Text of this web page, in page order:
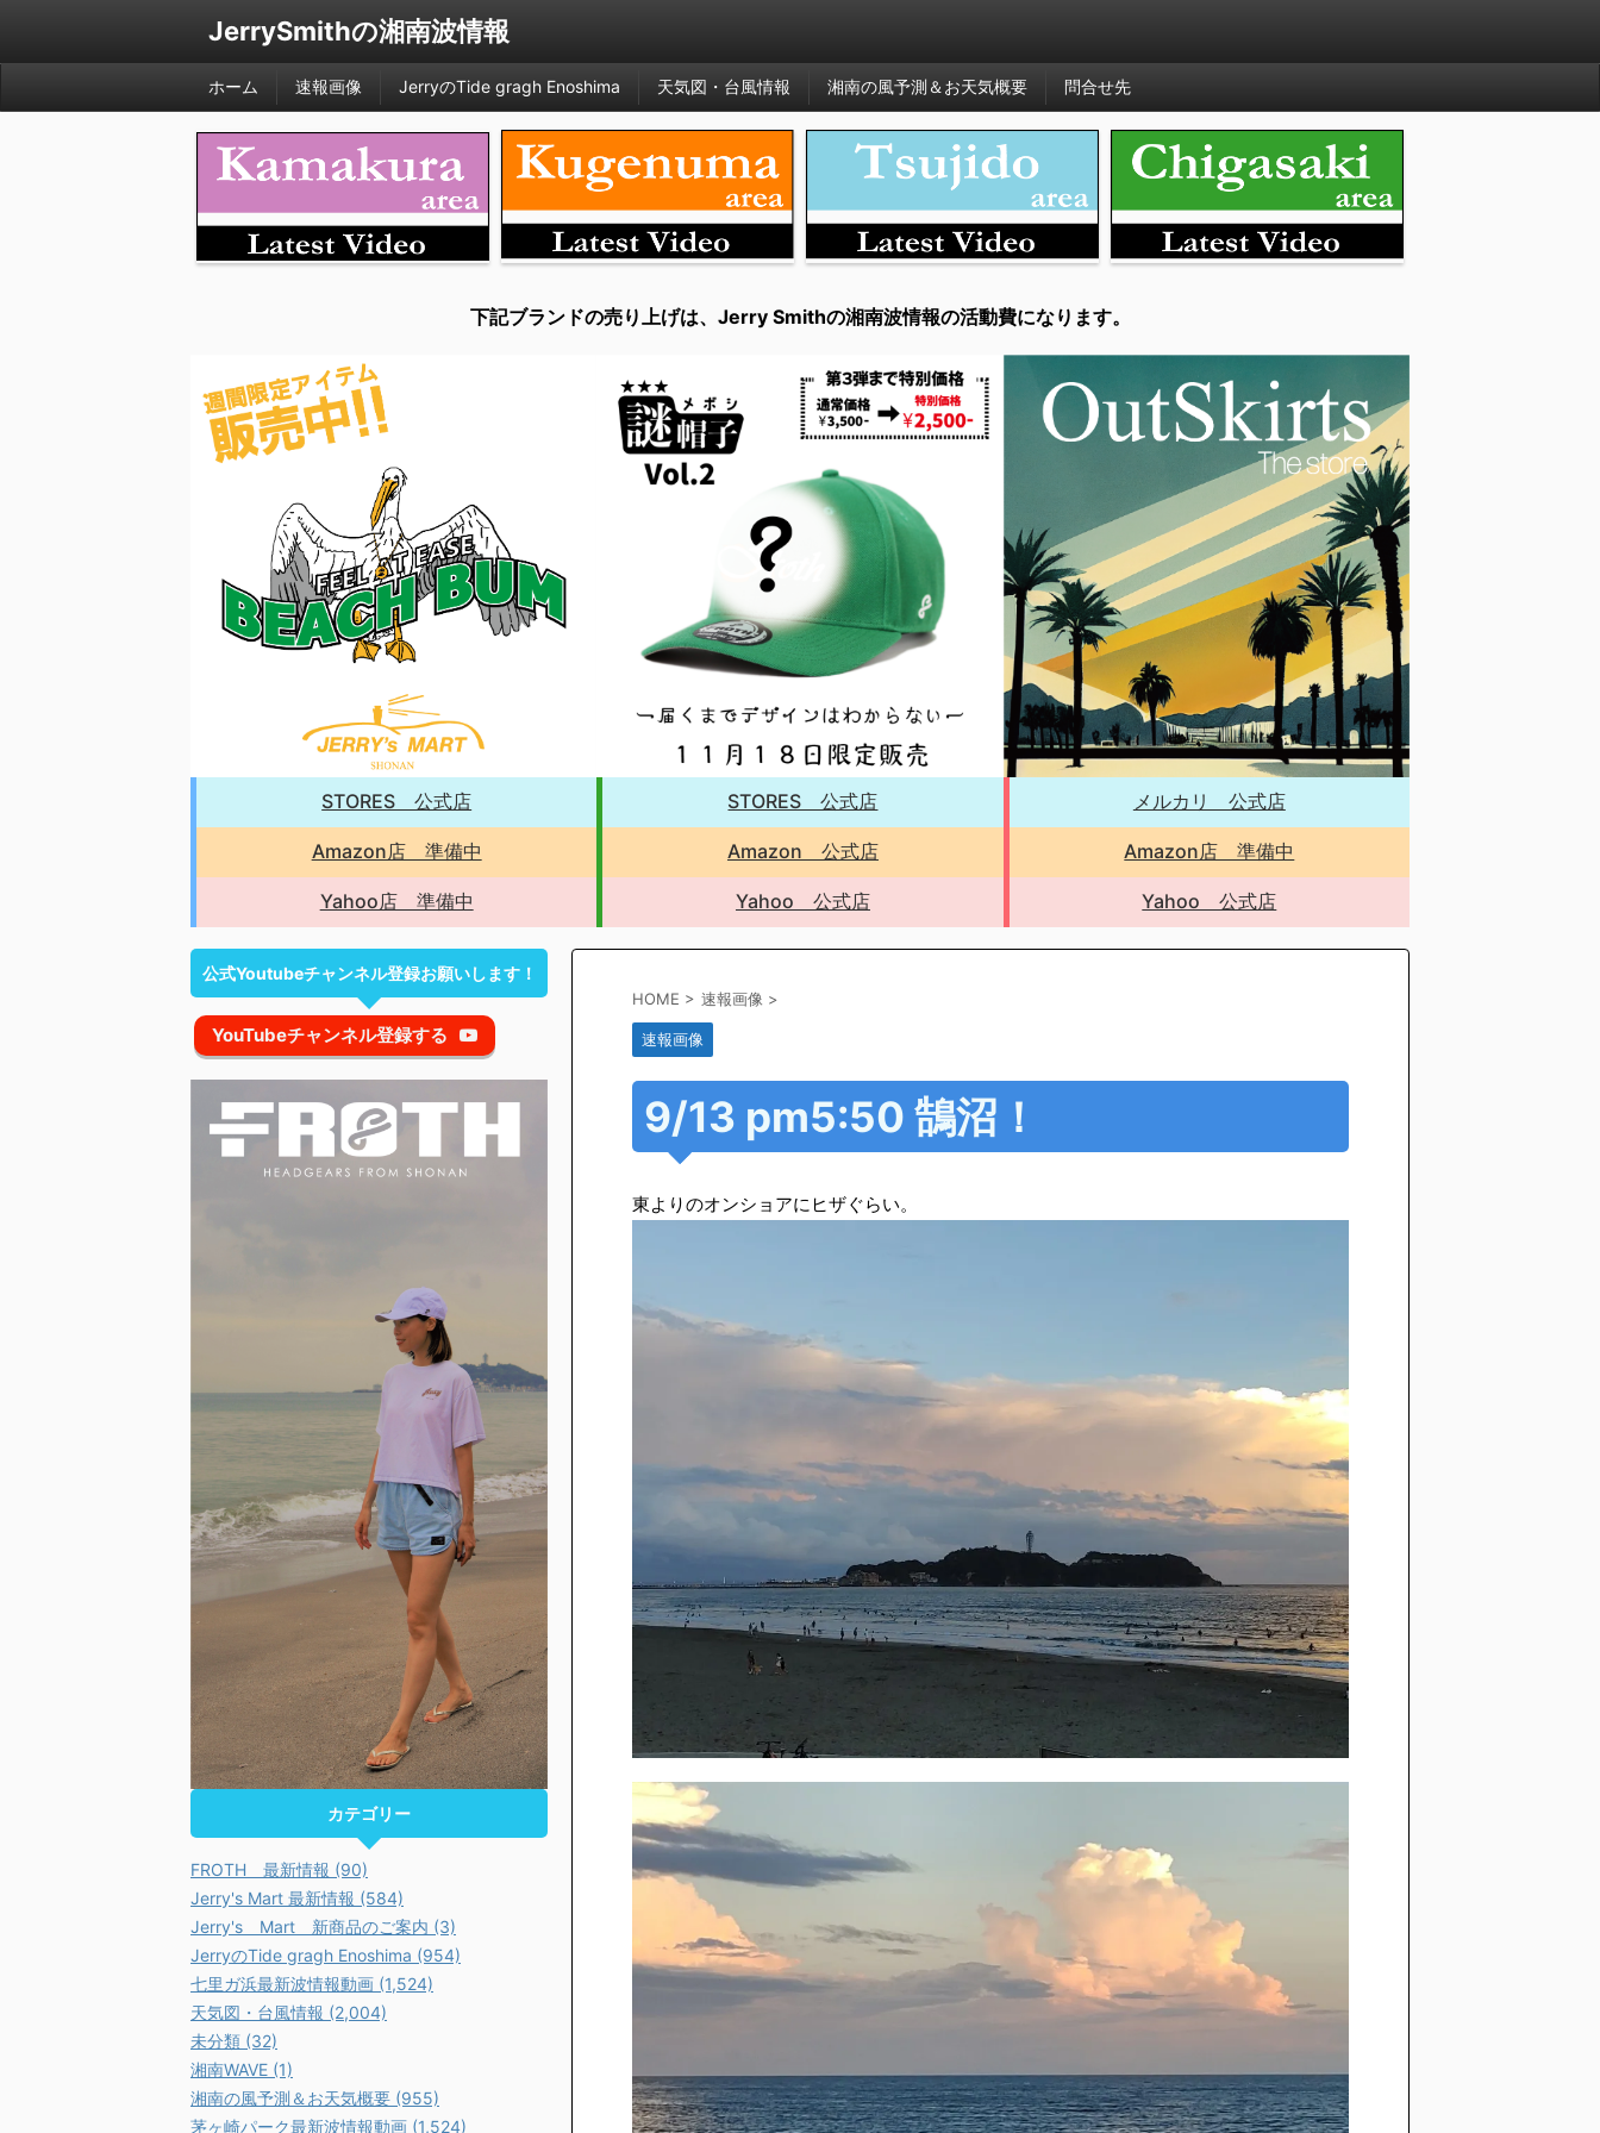
JerrySmithの湘南波情報
ホーム 速報画像 JerryのTide gragh Enoshima 天気図・台風情報 湘南の風予測＆お天気概要 問合せ先
下記ブランドの売り上げは、Jerry Smithの湘南波情報の活動費になります。
STORES 公式店
Amazon店 準備中
Yahoo店 準備中
STORES 公式店
Amazon 公式店
Yahoo 公式店
メルカリ 公式店
Amazon店 準備中
Yahoo 公式店
HOME > 速報画像 >
速報画像
9/13 pm5:50 鵠沼！
東よりのオンショアにヒザぐらい。
公式Youtubeチャンネル登録お願いします！
YouTubeチャンネル登録する
カテゴリー
FROTH 最新情報 (90)
Jerry's Mart 最新情報 (584)
Jerry's Mart 新商品のご案内 (3)
JerryのTide gragh Enoshima (954)
七里ガ浜最新波情報動画 (1,524)
天気図・台風情報 (2,004)
未分類 (32)
湘南WAVE (1)
湘南の風予測＆お天気概要 (955)
茅ヶ崎パーク最新波情報動画 (1,524)